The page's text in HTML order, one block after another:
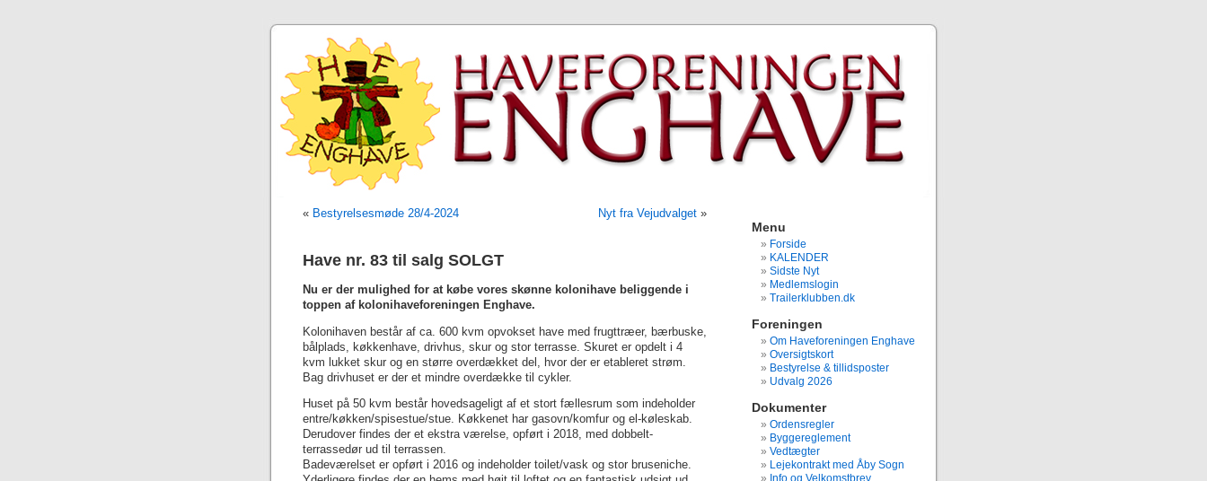
« Bestyrelsesmøde 28/4-2024 Nyt fra Vejudvalget »
Have nr. 83 til salg SOLGT
Nu er der mulighed for at købe vores skønne kolonihave beliggende i
toppen af kolonihaveforeningen Enghave.
Kolonihaven består af ca. 600 kvm opvokset have med frugttræer, bærbuske,
bålplads, køkkenhave, drivhus, skur og stor terrasse. Skuret er opdelt i 4
kvm lukket skur og en større overdækket del, hvor der er etableret strøm.
Bag drivhuset er der et mindre overdække til cykler.
Huset på 50 kvm består hovedsageligt af et stort fællesrum som indeholder
entre/køkken/spisestue/stue. Køkkenet har gasovn/komfur og el-køleskab.
Derudover findes der et ekstra værelse, opført i 2018, med dobbelt-
terrassedør ud til terrassen.
Badeværelset er opført i 2016 og indeholder toilet/vask og stor bruseniche.
Menu
Forside
KALENDER
Sidste Nyt
Medlemslogin
Trailerklubben.dk
Foreningen
Om Haveforeningen Enghave
Oversigtskort
Bestyrelse & tillidsposter
Udvalg 2026
Dokumenter
Ordensregler
Byggereglement
Vedtægter
Lejekontrakt med Åby Sogn
Info og Velkomstbrev